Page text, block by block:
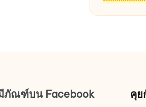
ภัณฑ์บน Facebook คุย